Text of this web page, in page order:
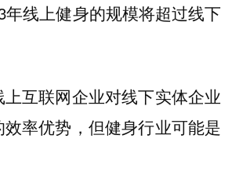
年线上健身的规模将超过线下
互联网企业对线下实体企业
率优势，但健身行业可能是